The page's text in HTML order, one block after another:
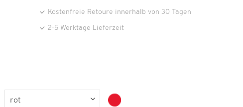
Kostenfreie Retoure innerhalb von 30 Tagen
2-5 Werktage Lieferzeit